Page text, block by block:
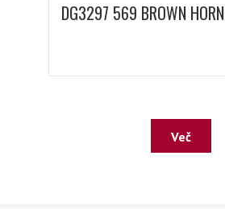
DG3297 569 BROWN HORN
Več